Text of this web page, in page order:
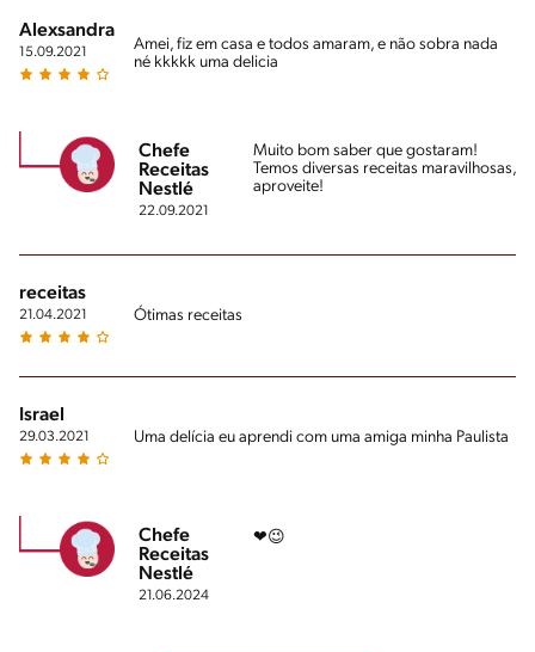
Alexsandra
15.09.2021
Amei, fiz em casa e todos amaram, e não sobra nada
né kkkkk uma delicia
Chefe
Receitas
Nestlé
22.09.2021
Muito bom saber que gostaram!
Temos diversas receitas maravilhosas,
aproveite!
receitas
21.04.2021 Ótimas receitas
Israel
29.03.2021 Uma delícia eu aprendi com uma amiga minha Paulista
Chefe
Receitas
Nestlé
21.06.2024
❤😉